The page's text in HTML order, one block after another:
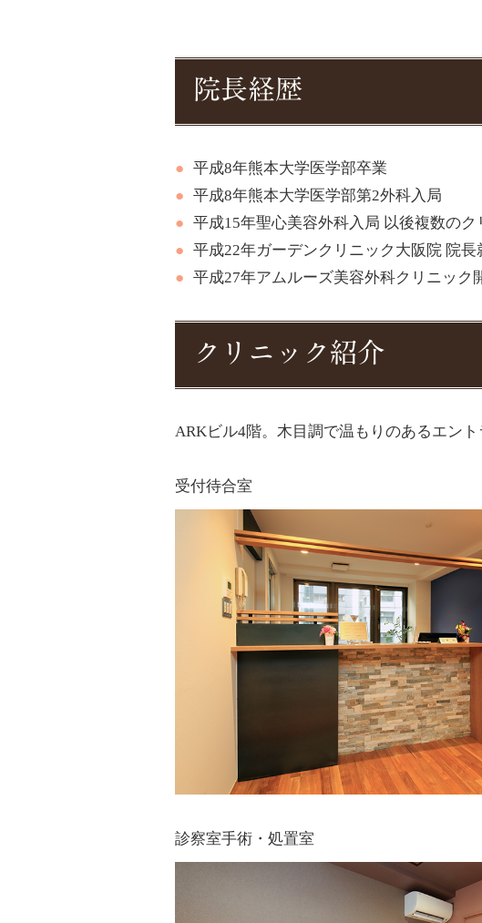
院長経歴
平成8年熊本大学医学部卒業
平成8年熊本大学医学部第2外科入局
平成15年聖心美容外科入局 以後複数の
平成22年ガーデンクリニック大阪院 院長
平成27年アムルーズ美容外科クリニック
クリニック紹介
ARKビル4階。木目調で温もりのあるエン
受付待合室
診察室手術・処置室